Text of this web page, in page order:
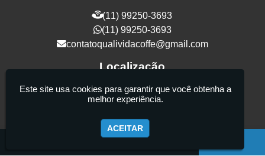
(11) 99250-3693
(11) 99250-3693
contatoqualividacoffe@gmail.com
Localização
Rua Samurais, 27 - Vila Maria Alta - São
Paulo / SP - CEP: 02130-080
Este site usa cookies para garantir que você obtenha a
melhor experiência.
ACEITAR